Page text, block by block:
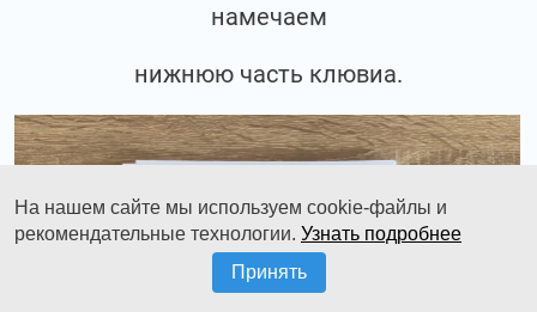
намечаем
нижнюю часть клювиа.
На нашем сайте мы используем cookie-файлы и
рекомендательные технологии. Узнать подробнее
Принять